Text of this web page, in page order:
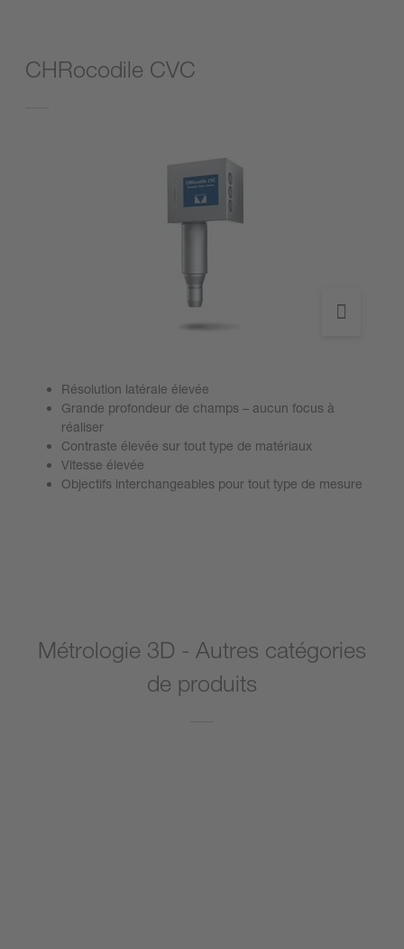
CHRocodile CVC
Résolution latérale élevée
Grande profondeur de champs – aucun focus à
réaliser
Contraste élevée sur tout type de matériaux
Vitesse élevée
Objectifs interchangeables pour tout type de mesure
Métrologie 3D - Autres catégories
de produits